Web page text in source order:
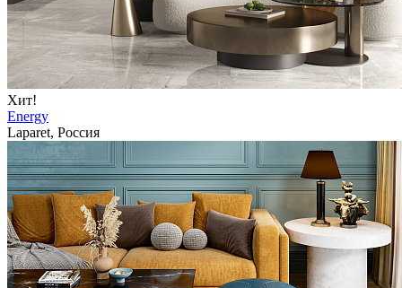
Хит!
Energy
Laparet, Россия